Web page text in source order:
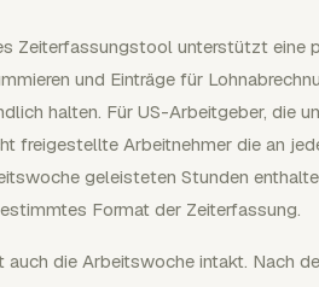
Zeiterfassungstool unterstützt eine
und Einträge für
halten. Für US-Arbeitgeber, die
freigestellte Arbeitnehmer die an
geleisteten Stunden
Format der Zeiterfassung.
auch die Arbeitswoche intakt. Nach